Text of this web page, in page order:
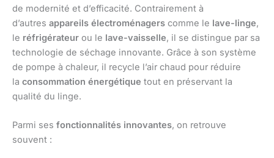
de modernité et d’efficacité. Contrairement à
d’autres appareils électroménagers comme le lave-linge,
le réfrigérateur ou le lave-vaisselle, il se distingue par sa
technologie de séchage innovante. Grâce à son système
de pompe à chaleur, il recycle l’air chaud pour réduire
la consommation énergétique tout en préservant la
qualité du linge.
Parmi ses fonctionnalités innovantes, on retrouve
souvent :